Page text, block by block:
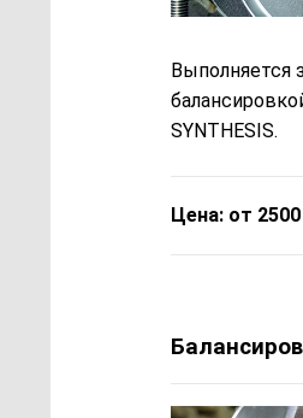
Выполняется
SYNTHESIS.
Цена: от